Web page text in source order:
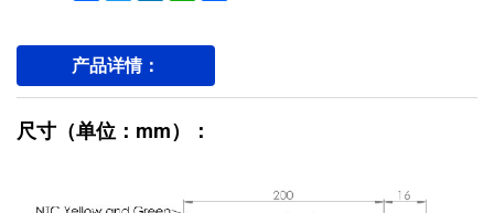
产品详情：
尺寸（单位：mm）：